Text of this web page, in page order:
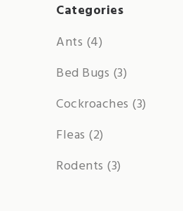
Categories
Ants (4)
Bed Bugs (3)
Cockroaches (3)
Fleas (2)
Rodents (3)